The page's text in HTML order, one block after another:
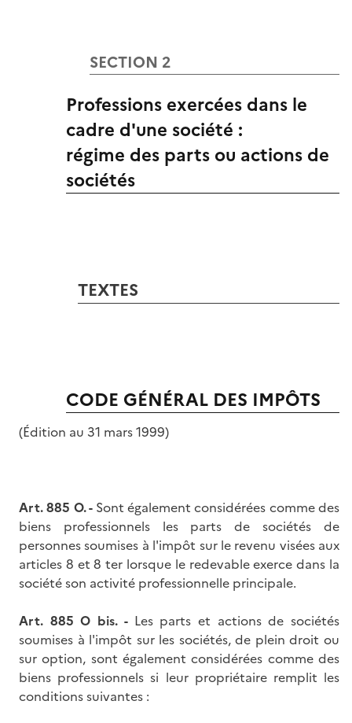
SECTION 2
Professions exercées dans le
cadre d'une société :
régime des parts ou actions de
sociétés
TEXTES
CODE GÉNÉRAL DES IMPÔTS
(Édition au 31 mars 1999)
Art. 885 O. - Sont également considérées comme des
biens professionnels les parts de sociétés de
personnes soumises à l'impôt sur le revenu visées aux
articles 8 et 8 ter lorsque le redevable exerce dans la
société son activité professionnelle principale.
Art. 885 O bis. - Les parts et actions de sociétés
soumises à l'impôt sur les sociétés, de plein droit ou
sur option, sont également considérées comme des
biens professionnels si leur propriétaire remplit les
conditions suivantes :